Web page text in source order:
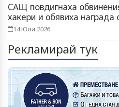
САЩ повдигнаха
хакери и обявиха
14 Юли 2026
Рекламирай тук